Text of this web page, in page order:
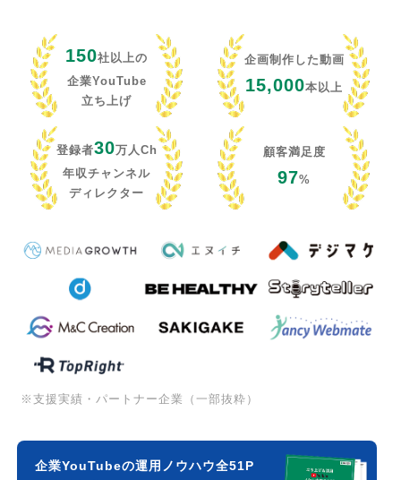
150社以上の
企業YouTube
立ち上げ
企画制作した動画
15,000本以上
登録者30万人Ch
年収チャンネル
ディレクター
顧客満足度
97%
※支援実績・パートナー企業（一部抜粋）
企業YouTubeの運用ノウハウ全51P